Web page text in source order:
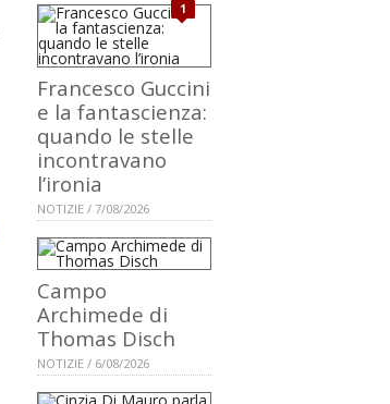
1
Francesco Guccini
e la fantascienza:
quando le stelle
incontravano
l’ironia
NOTIZIE / 7/08/2026
Campo
Archimede di
Thomas Disch
NOTIZIE / 6/08/2026